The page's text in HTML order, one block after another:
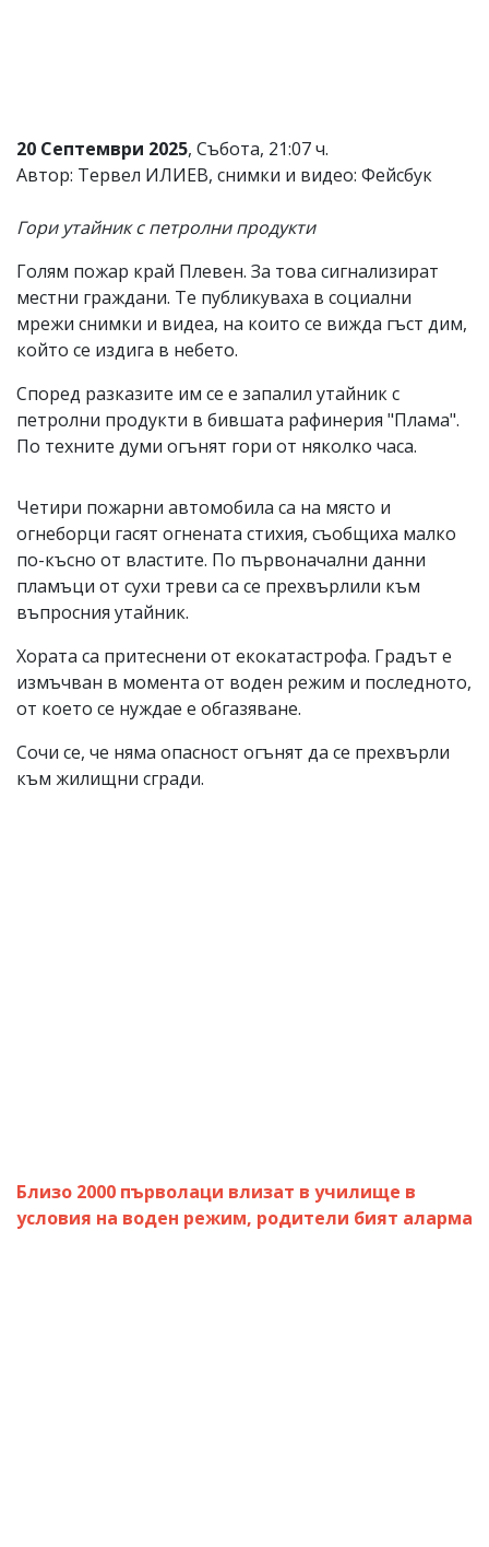
читателите
и
редакцията
носи
отговорност
тях!
Ако
откриете
обиден
за
коментар,
моля
сигнализирайте
ни!
20 Септември 2025, Събота, 21:07 ч.
Автор: Тервел ИЛИЕВ, снимки и видео: Фейсбук
Гори утайник с петролни продукти
Голям пожар край Плевен. За това сигнализират
местни граждани. Те публикуваха в социални
мрежи снимки и видеа, на които се вижда гъст дим,
който се издига в небето.
Според разказите им се е запалил утайник с
петролни продукти в бившата рафинерия "Плама".
По техните думи огънят гори от няколко часа.
Четири пожарни автомобила са на място и
огнеборци гасят огнената стихия, съобщиха малко
по-късно от властите. По първоначални данни
пламъци от сухи треви са се прехвърлили към
въпросния утайник.
Хората са притеснени от екокатастрофа. Градът е
измъчван в момента от воден режим и последното,
от което се нуждае е обгазяване.
Сочи се, че няма опасност огънят да се прехвърли
към жилищни сгради.
Близо 2000 първолаци влизат в училище в
условия на воден режим, родители бият аларма